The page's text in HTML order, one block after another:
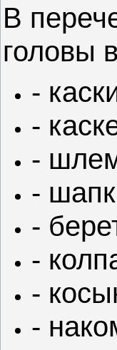
В
головы
-
-
-
-
-
-
-
-